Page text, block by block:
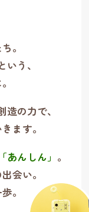
。
う、
の力で、
ます。
「あんしん」 。
会い。
。